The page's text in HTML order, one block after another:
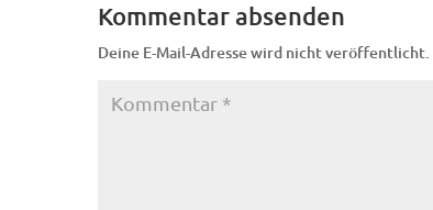
Kommentar absenden
Deine E-Mail-Adresse wird nicht veröffentlicht.